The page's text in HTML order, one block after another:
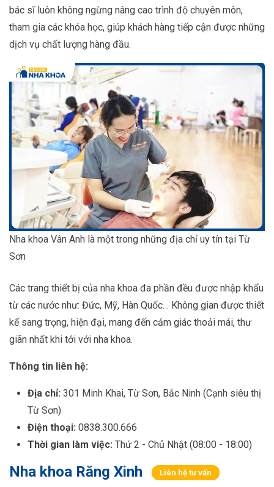
bác sĩ luôn không ngừng nâng cao trình độ chuyên môn,
tham gia các khóa học, giúp khách hàng tiếp cận được những
dịch vụ chất lượng hàng đầu.
Nha khoa Vân Anh là một trong những địa chỉ uy tín tại Từ
Sơn
Các trang thiết bị của nha khoa đa phần đều được nhập khẩu
từ các nước như: Đức, Mỹ, Hàn Quốc… Không gian được thiết
kế sang trọng, hiện đại, mang đến cảm giác thoải mái, thư
giãn nhất khi tới với nha khoa.
Thông tin liên hệ:
Địa chỉ: 301 Minh Khai, Từ Sơn, Bắc Ninh (Cạnh siêu thị
Từ Sơn)
Điện thoại: 0838.300.666
Thời gian làm việc: Thứ 2 - Chủ Nhật (08:00 - 18:00)
Nha khoa Răng Xinh Liên hệ tư vấn